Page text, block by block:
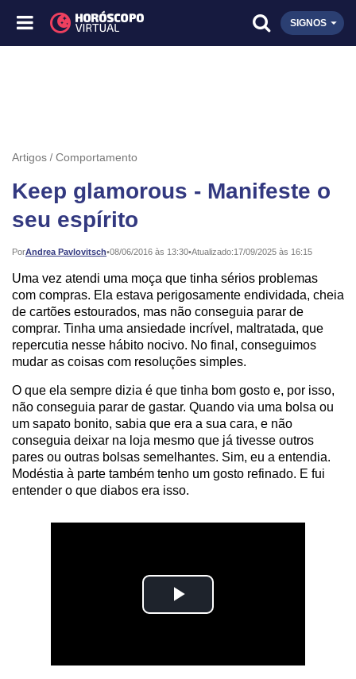
SIGNOS
Artigos Comportamento
Keep glamorous - Manifeste o
seu espírito
PorAndrea Pavlovitsch•
Publicado: 08/06/2016 às 13:30•Atualizado:17/09/2025 às 16:15
Uma vez atendi uma moça que tinha sérios problemas
com compras. Ela estava perigosamente endividada, cheia
de cartões estourados, mas não conseguia parar de
comprar. Tinha uma ansiedade incrível, maltratada, que
repercutia nesse hábito nocivo. No final, conseguimos
mudar as coisas com resoluções simples.
O que ela sempre dizia é que tinha bom gosto e, por isso,
não conseguia parar de gastar. Quando via uma bolsa ou
um sapato bonito, sabia que era a sua cara, e não
conseguia deixar na loja mesmo que já tivesse outros
pares ou outras bolsas semelhantes. Sim, eu a entendia.
Modéstia à parte também tenho um gosto refinado. E fui
entender o que diabos era isso.